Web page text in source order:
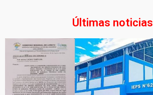
Últimas noticias